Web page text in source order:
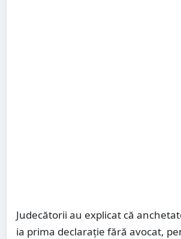
Judecătorii au explicat că
ia prima declarație fără avocat,